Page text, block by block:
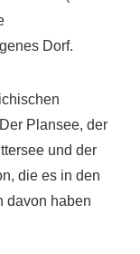
Dorf.
Plansee, der
und der
die es in den
davon haben